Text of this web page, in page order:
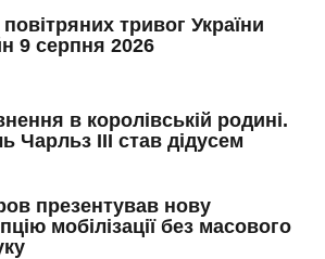
тривог України
9 серпня 2026
в королівській родині.
Чарльз III став дідусем
презентував нову
мобілізації без масового